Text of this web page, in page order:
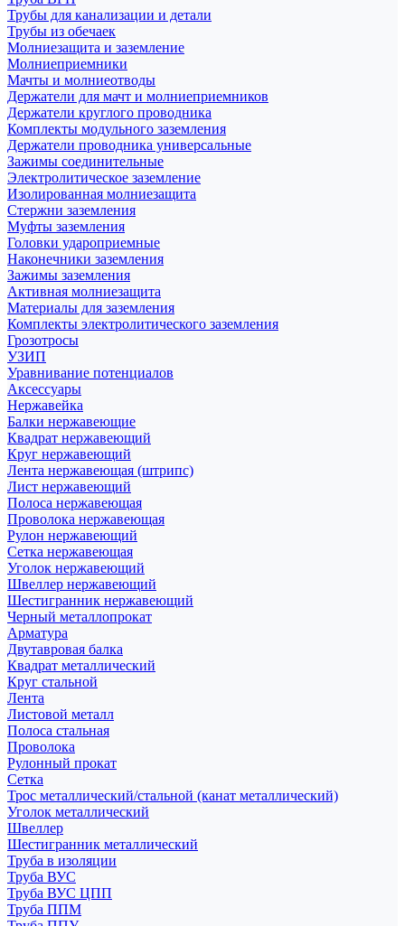
Трубы для канализации и детали
Трубы из обечаек
Молниезащита и заземление
Молниеприемники
Мачты и молниеотводы
Держатели для мачт и молниеприемников
Держатели круглого проводника
Комплекты модульного заземления
Держатели проводника универсальные
Зажимы соединительные
Электролитическое заземление
Изолированная молниезащита
Стержни заземления
Муфты заземления
Головки удароприемные
Наконечники заземления
Зажимы заземления
Активная молниезащита
Материалы для заземления
Комплекты электролитического заземления
Грозотросы
УЗИП
Уравнивание потенциалов
Аксессуары
Нержавейка
Балки нержавеющие
Квадрат нержавеющий
Круг нержавеющий
Лента нержавеющая (штрипс)
Лист нержавеющий
Полоса нержавеющая
Проволока нержавеющая
Рулон нержавеющий
Сетка нержавеющая
Уголок нержавеющий
Швеллер нержавеющий
Шестигранник нержавеющий
Черный металлопрокат
Арматура
Двутавровая балка
Квадрат металлический
Круг стальной
Лента
Листовой металл
Полоса стальная
Проволока
Рулонный прокат
Сетка
Трос металлический/стальной (канат металлический)
Уголок металлический
Швеллер
Шестигранник металлический
Труба в изоляции
Труба ВУС
Труба ВУС ЦПП
Труба ППМ